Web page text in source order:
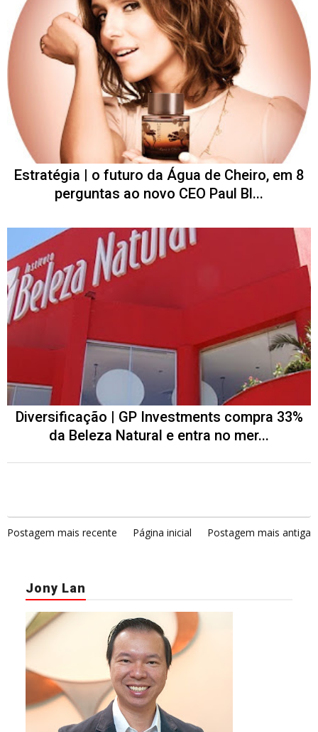
Estratégia | o futuro da Água de Cheiro, em 8
perguntas ao novo CEO Paul Bl...
Diversificação | GP Investments compra 33%
da Beleza Natural e entra no mer...
Postagem mais recente Página inicial Postagem mais antiga
Jony Lan